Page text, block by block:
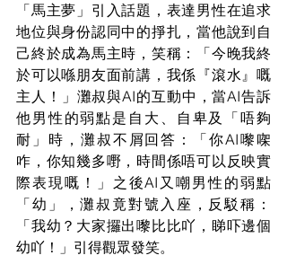
「馬主夢」引入話題，表達男性在追求
地位與身份認同中的掙扎，當他說到自
己終於成為馬主時，笑稱：「今晚我終
於可以喺朋友面前講，我係『滾水』嘅
主人！」灘叔與AI的互動中，當AI告訴
他男性的弱點是自大、自卑及「唔夠
耐」時，灘叔不屑回答：「你AI嚟㗎
咋，你知幾多嘢，時間係唔可以反映實
際表現嘅！」之後AI又嘲男性的弱點
「幼」，灘叔竟對號入座，反駁稱：
「我幼？大家攞出嚟比比吖，睇吓邊個
幼吖！」引得觀眾發笑。